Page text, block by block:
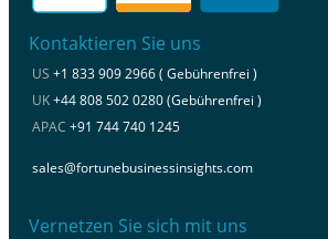
Kontaktieren Sie uns
US +1 833 909 2966 ( Gebührenfrei )
UK+44 808 502 0280 (Gebührenfrei )
APAC +91 744 740 1245
sales@fortunebusinessinsights.com
Vernetzen Sie sich mit uns